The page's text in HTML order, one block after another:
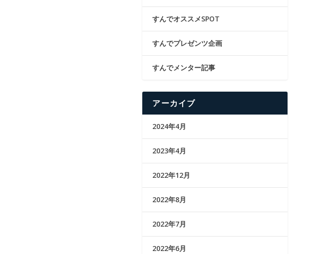
すんでオススメSPOT
すんでプレゼンツ企画
すんでメンター記事
アーカイブ
2024年4月
2023年4月
2022年12月
2022年8月
2022年7月
2022年6月